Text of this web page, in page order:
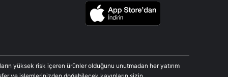
yüksek risk içeren ürünler olduğunu unutmadan her yatırım